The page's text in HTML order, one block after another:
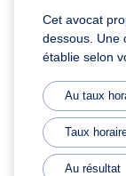
Cet avocat
dessous. Une
établie selon
Au taux
Taux
Au résultat